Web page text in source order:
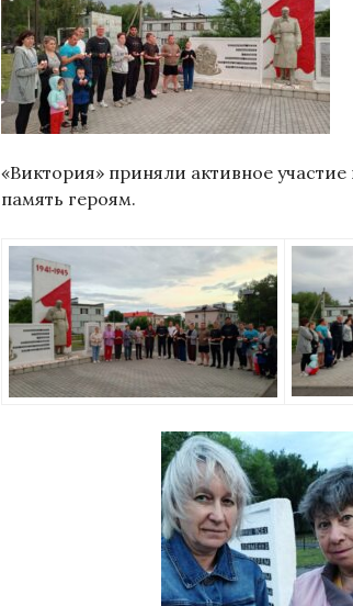
«Виктория» приняли активное
память героям.